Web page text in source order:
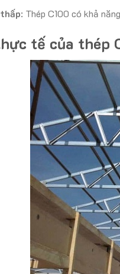
: Thép C100 có khả
tế của thép